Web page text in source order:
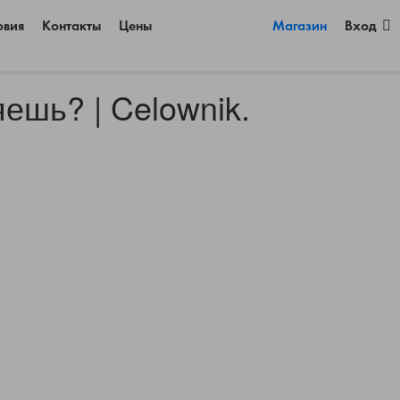
Контакты Цены Магазин Вход
| Celownik.